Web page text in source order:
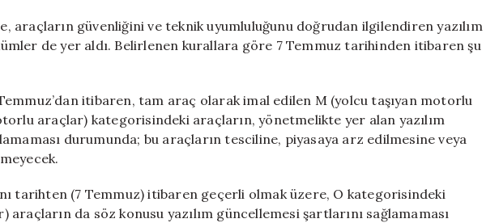
araçların güvenliğini ve teknik uyumluluğunu doğrudan ilgilendiren yazılım
de yer aldı. Belirlenen kurallara göre 7 Temmuz tarihinden itibaren şu
itibaren, tam araç olarak imal edilen M (yolcu taşıyan motorlu
araçlar) kategorisindeki araçların, yönetmelikte yer alan yazılım
durumunda; bu araçların tesciline, piyasaya arz edilmesine veya
tarihten (7 Temmuz) itibaren geçerli olmak üzere, O kategorisindeki
da söz konusu yazılım güncellemesi şartlarını sağlamaması